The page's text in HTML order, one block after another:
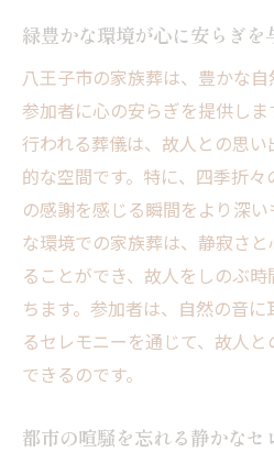
八王子市でのセレモ
体験
故人の希望に応じた
八王子市での家族葬
個々のニーズに応え
八王子市で心温まる家族
理想の家族葬を叶え
八王子市での葬儀プ
心に残るお見送りのた
葬儀のプロが教える家
緑豊かな環境が心に安らぎを
八王子市の家族葬は、豊かな自
参加者に心の安らぎを提供し
行われる葬儀は、故人との思
的な空間です。特に、四季折
の感謝を感じる瞬間をより深
な環境での家族葬は、静寂さ
ることができ、故人をしのぶ
ちます。参加者は、自然の音
るセレモニーを通じて、故人
できるのです。
都市の喧騒を忘れる静かなセ